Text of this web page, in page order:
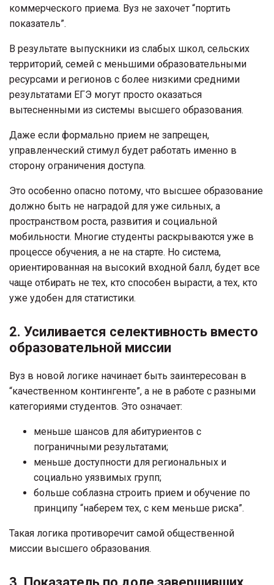
коммерческого приема. Вуз не захочет “портить
показатель”.
В результате выпускники из слабых школ, сельских
территорий, семей с меньшими образовательными
ресурсами и регионов с более низкими средними
результатами ЕГЭ могут просто оказаться
вытесненными из системы высшего образования.
Даже если формально прием не запрещен,
управленческий стимул будет работать именно в
сторону ограничения доступа.
Это особенно опасно потому, что высшее образование
должно быть не наградой для уже сильных, а
пространством роста, развития и социальной
мобильности. Многие студенты раскрываются уже в
процессе обучения, а не на старте. Но система,
ориентированная на высокий входной балл, будет все
чаще отбирать не тех, кто способен вырасти, а тех, кто
уже удобен для статистики.
2. Усиливается селективность вместо
образовательной миссии
Вуз в новой логике начинает быть заинтересован в
“качественном контингенте”, а не в работе с разными
категориями студентов. Это означает:
меньше шансов для абитуриентов с
пограничными результатами;
меньше доступности для региональных и
социально уязвимых групп;
больше соблазна строить прием и обучение по
принципу “наберем тех, с кем меньше риска”.
Такая логика противоречит самой общественной
миссии высшего образования.